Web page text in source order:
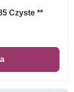
Czyste **